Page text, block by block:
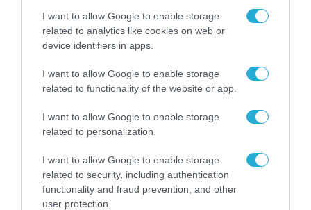
I want to allow Google to enable storage
related to analytics like cookies on web or
device identifiers in apps.
I want to allow Google to enable storage
related to functionality of the website or app.
I want to allow Google to enable storage
related to personalization.
I want to allow Google to enable storage
related to security, including authentication
functionality and fraud prevention, and other
user protection.
«Οι εντελώς αθώοι»: Η ανάρτηση του Αρκά για
τα ζώα που χάθηκαν στις πυρκαγιές της
Αττικής (φωτο)